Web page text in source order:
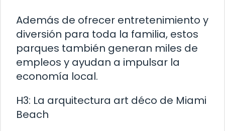
Además de ofrecer entretenimiento y
diversión para toda la familia, estos
parques también generan miles de
empleos y ayudan a impulsar la
economía local.
H3: La arquitectura art déco de Miami
Beach